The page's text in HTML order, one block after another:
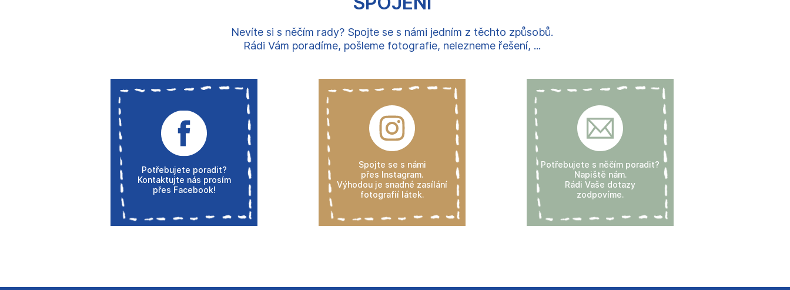
Nevíte si s něčím rady? Spojte se s námi jedním z těchto způsobů.
Rádi Vám poradíme, pošleme fotografie, nelezneme řešení, ...
Potřebujete poradit?
Kontaktujte nás prosím
přes Facebook!
Spojte se s námi
přes Instagram.
Výhodou je snadné zasílání
fotografií látek.
Potřebujete s něčím poradit?
Napiště nám.
Rádi Vaše dotazy
zodpovíme.